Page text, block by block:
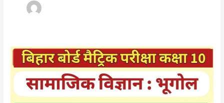
निर्माण
उद्योग
कक्षा
Notes